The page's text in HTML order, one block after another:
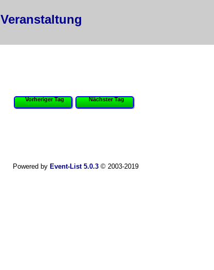
Veranstaltung
Vorheriger Tag Nächster Tag
Powered by Event-List 5.0.3© 2003-2019